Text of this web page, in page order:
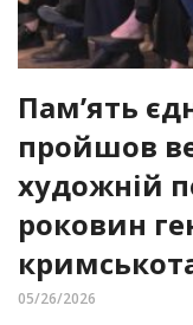
Пам’ять
пройшов
художній
роковин
05/26/2026